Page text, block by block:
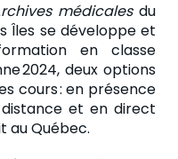
médicalesdu
Îles se développe et
en classe
2024, deux options
cours : en présence
et en direct
au Québec.